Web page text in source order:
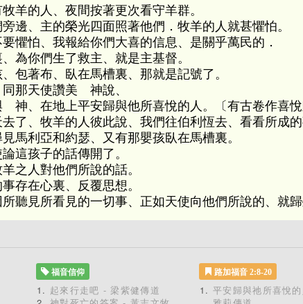
羊的人、夜間按著更次看守羊群。
邊、主的榮光四面照著他們．牧羊的人就甚懼怕。
懼怕、我報給你們大喜的信息、是關乎萬民的．
為你們生了救主、就是主基督。
包著布、臥在馬槽裏、那就是記號了。
那天使讚美 神說、
神、在地上平安歸與他所喜悅的人。〔有古卷作喜悅
了、牧羊的人彼此說、我們往伯利恆去、看看所成
馬利亞和約瑟、又有那嬰孩臥在馬槽裏。
這孩子的話傳開了。
之人對他們所說的話。
存在心裏、反覆思想。
聽見所看見的一切事、正如天使向他們所說的、就
福音信仰
起來行走吧 - 梁紫健傳道
路加福音 2:8-20
平安歸與祂所喜悅